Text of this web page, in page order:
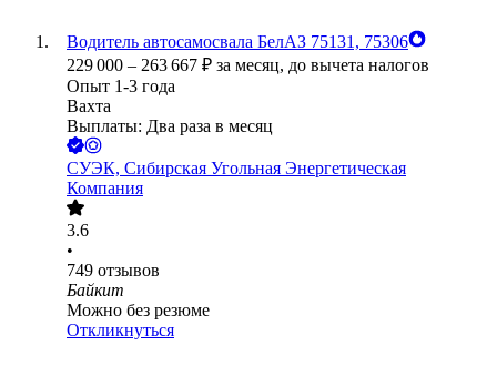
Водитель автосамосвала БелАЗ 75131, 75306
229 000 – 263 667 ₽ за месяц, до вычета налогов
Опыт 1-3 года
Вахта
Выплаты: Два раза в месяц
СУЭК, Сибирская Угольная Энергетическая
Компания
3.6
•
749 отзывов
Байкит
Можно без резюме
Откликнуться